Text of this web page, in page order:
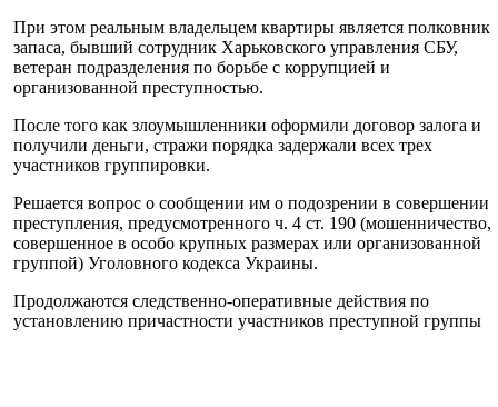
При этом реальным владельцем квартиры является полковник
запаса, бывший сотрудник Харьковского управления СБУ,
ветеран подразделения по борьбе с коррупцией и
организованной преступностью.
После того как злоумышленники оформили договор залога и
получили деньги, стражи порядка задержали всех трех
участников группировки.
Решается вопрос о сообщении им о подозрении в совершении
преступления, предусмотренного ч. 4 ст. 190 (мошенничество,
совершенное в особо крупных размерах или организованной
группой) Уголовного кодекса Украины.
Продолжаются следственно-оперативные действия по
установлению причастности участников преступной группы